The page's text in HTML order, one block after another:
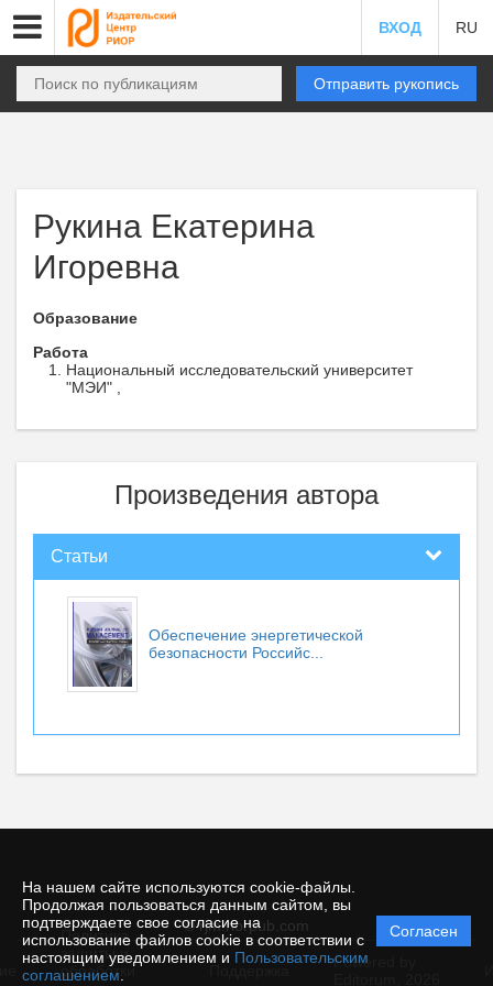
На нашем сайте используются cookie-файлы.
Продолжая пользоваться данным сайтом, вы
подтверждаете свое согласие на
использование файлов cookie в соответствии с
настоящим уведомлением и Пользовательским
соглашением
Согласен
ВХОД RU
Отправить рукопись
Рукина Екатерина
Игоревна
Образование
Работа
Национальный исследовательский университет
"МЭИ" ,
Произведения автора
Статьи
Обеспечение энергетической
безопасности Российс...
© rjm.riorpub.com
Политика
защиты и
обработки
Powered by